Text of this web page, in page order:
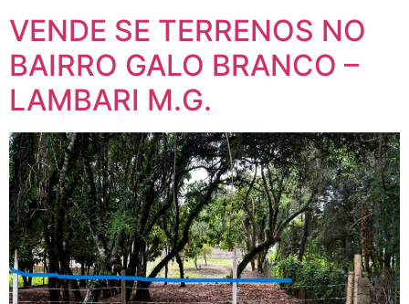
VENDE SE TERRENOS NO
BAIRRO GALO BRANCO –
LAMBARI M.G.